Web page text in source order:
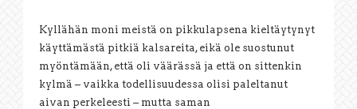
Kyllähän moni meistä on pikkulapsena kieltäytynyt
käyttämästä pitkiä kalsareita, eikä ole suostunut
myöntämään, että oli väärässä ja että on sittenkin
kylmä – vaikka todellisuudessa olisi paleltanut
aivan perkeleesti – mutta saman